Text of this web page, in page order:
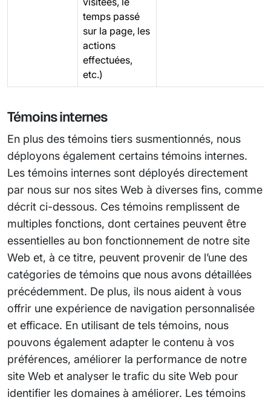
temps passé
sur la page, les
actions
effectuées,
etc.)
Témoins internes
En plus des témoins tiers susmentionnés, nous
déployons également certains témoins internes.
Les témoins internes sont déployés directement
par nous sur nos sites Web à diverses fins, comme
décrit ci-dessous. Ces témoins remplissent de
multiples fonctions, dont certaines peuvent être
essentielles au bon fonctionnement de notre site
Web et, à ce titre, peuvent provenir de l’une des
catégories de témoins que nous avons détaillées
précédemment. De plus, ils nous aident à vous
offrir une expérience de navigation personnalisée
et efficace. En utilisant de tels témoins, nous
pouvons également adapter le contenu à vos
préférences, améliorer la performance de notre
site Web et analyser le trafic du site Web pour
identifier les domaines à améliorer. Les témoins